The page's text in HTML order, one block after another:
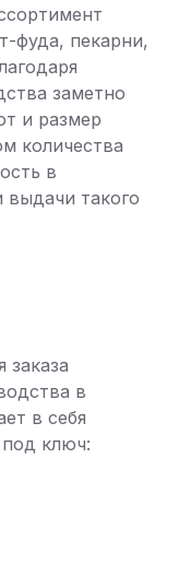
фуда, пекарни,
заметно
и размер
количества
в
выдачи такого
заказа
в
в себя
ключ: